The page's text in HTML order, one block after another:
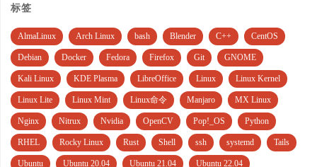
标签
AlmaLinux Arch Linux bash Blender C++ CentOS
Debian Docker Fedora Firefox Git GNOME
Kali Linux KDE Plasma LibreOffice Linux Linux Kernel
Linux Lite Linux Mint Linux命令 Manjaro MX Linux
Nginx Nitrux Nvidia OpenCV Pop!_OS Python
RHEL Rocky Linux Rust Shell ssh systemd Tails
Ubuntu Ubuntu 20.04 Ubuntu 21.04 Ubuntu 22.04